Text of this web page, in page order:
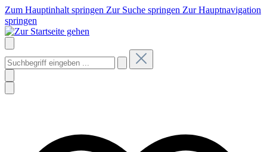
Zum Hauptinhalt springen Zur Suche springen Zur Hauptnavigation
springen